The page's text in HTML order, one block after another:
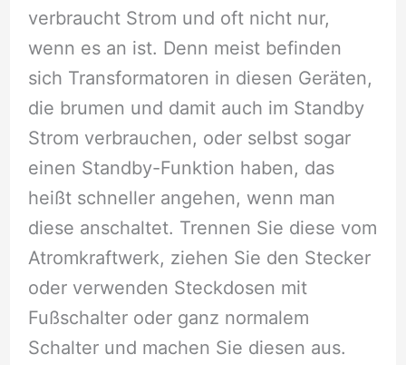
verbraucht Strom und oft nicht nur,
wenn es an ist. Denn meist befinden
sich Transformatoren in diesen Geräten,
die brumen und damit auch im Standby
Strom verbrauchen, oder selbst sogar
einen Standby-Funktion haben, das
heißt schneller angehen, wenn man
diese anschaltet. Trennen Sie diese vom
Atromkraftwerk, ziehen Sie den Stecker
oder verwenden Steckdosen mit
Fußschalter oder ganz normalem
Schalter und machen Sie diesen aus.